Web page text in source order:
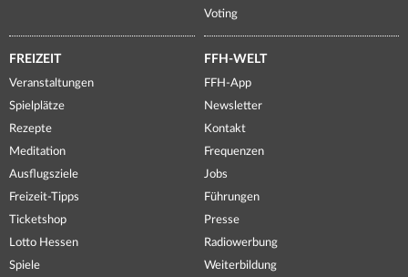
Voting
FREIZEIT
Veranstaltungen
Spielplätze
Rezepte
Meditation
Ausflugsziele
Freizeit-Tipps
Ticketshop
Lotto Hessen
Spiele
FFH-WELT
FFH-App
Newsletter
Kontakt
Frequenzen
Jobs
Führungen
Presse
Radiowerbung
Weiterbildung